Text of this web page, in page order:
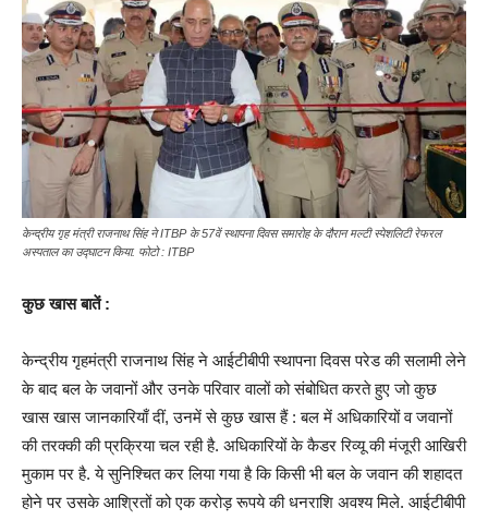
केन्द्रीय गृह मंत्री राजनाथ सिंह ने ITBP के 57वें स्थापना दिवस समारोह के दौरान मल्टी स्पेशलिटी रेफरल
अस्पताल का उद्घाटन किया. फोटो : ITBP
कुछ खास बातें :
केन्द्रीय गृहमंत्री राजनाथ सिंह ने आईटीबीपी स्थापना दिवस परेड की सलामी लेने
के बाद बल के जवानों और उनके परिवार वालों को संबोधित करते हुए जो कुछ
खास खास जानकारियाँ दीं, उनमें से कुछ खास हैं : बल में अधिकारियों व जवानों
की तरक्की की प्रक्रिया चल रही है. अधिकारियों के कैडर रिव्यू की मंजूरी आखिरी
मुकाम पर है. ये सुनिश्चित कर लिया गया है कि किसी भी बल के जवान की शहादत
होने पर उसके आश्रितों को एक करोड़ रूपये की धनराशि अवश्य मिले. आईटीबीपी